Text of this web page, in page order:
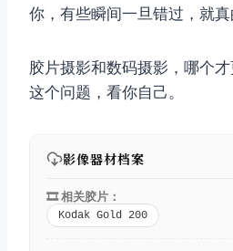
你，有些瞬间一旦错过，就真
胶片摄影和数码摄影，哪个
这个问题，看你自己。
影像器材档案
🎞️ 相关胶片：
Kodak Gold 200